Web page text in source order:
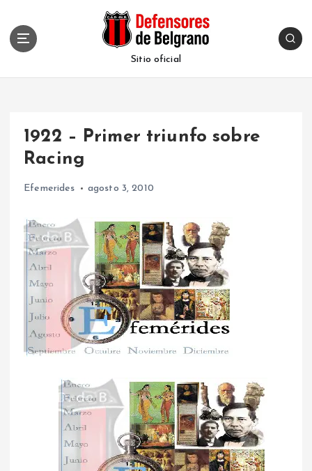
Sitio oficial
1922 – Primer triunfo sobre
Racing
Efemerides agosto 3, 2010